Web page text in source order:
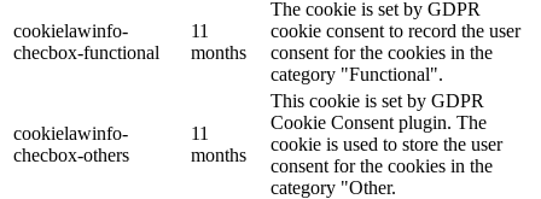
cookielawinfo-
checbox-functional
11
months
The cookie is set by GDPR
cookie consent to record the user
consent for the cookies in the
category "Functional".
cookielawinfo-
checbox-others
11
months
This cookie is set by GDPR
Cookie Consent plugin. The
cookie is used to store the user
consent for the cookies in the
category "Other.